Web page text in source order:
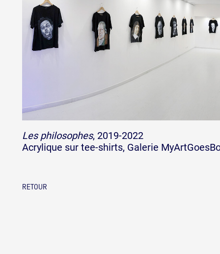
Les philosophes, 2019-2022
Acrylique sur tee-shirts, Galerie
RETOUR